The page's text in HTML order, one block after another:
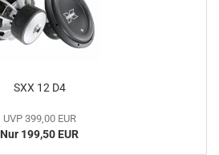
SXX 12 D4
UVP 399,00 EUR
Nur 199,50 EUR